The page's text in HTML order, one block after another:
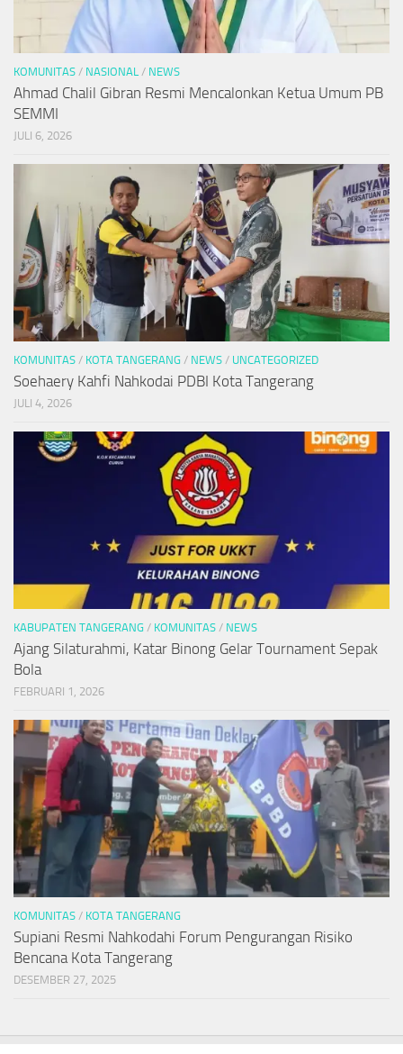
KOMUNITAS / NASIONAL / NEWS
Ahmad Chalil Gibran Resmi Mencalonkan Ketua Umum PB
SEMMI
JULI 6, 2026
KOMUNITAS / KOTA TANGERANG / NEWS / UNCATEGORIZED
Soehaery Kahfi Nahkodai PDBI Kota Tangerang
JULI 4, 2026
KABUPATEN TANGERANG / KOMUNITAS / NEWS
Ajang Silaturahmi, Katar Binong Gelar Tournament Sepak
Bola
FEBRUARI 1, 2026
KOMUNITAS / KOTA TANGERANG
Supiani Resmi Nahkodahi Forum Pengurangan Risiko
Bencana Kota Tangerang
DESEMBER 27, 2025